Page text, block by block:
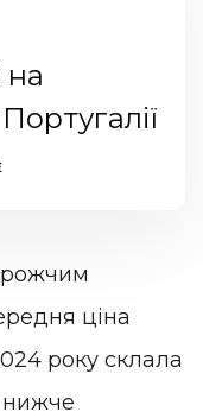
на
ціна
року склала
нижче